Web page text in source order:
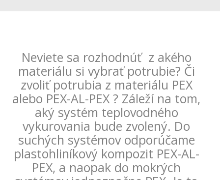
Neviete sa rozhodnúť z akého
materiálu si vybrať potrubie? Či
zvoliť potrubia z materiálu PEX
alebo PEX-AL-PEX ? Záleží na tom,
aký systém teplovodného
vykurovania bude zvolený. Do
suchých systémov odporúčame
plastohliníkový kompozit PEX-AL-
PEX, a naopak do mokrých